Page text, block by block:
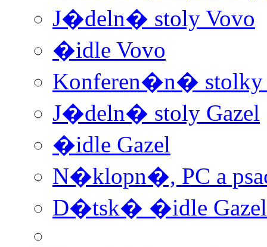
J�deln� stoly Vovo
�idle Vovo
Konferen�n� stolky
J�deln� stoly Gazel
�idle Gazel
N�klopn�, PC a
D�tsk� �idle Gazel